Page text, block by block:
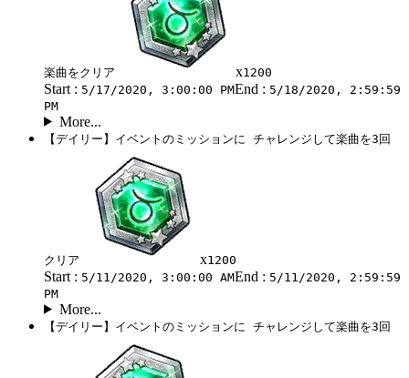
楽曲をクリア x1200
Start : 5/17/2020, 3:00:00 PMEnd : 5/18/2020, 2:59:59
PM
More...
【デイリー】イベントのミッションに チャレンジして楽曲を3回
クリア x1200
Start : 5/11/2020, 3:00:00 AMEnd : 5/11/2020, 2:59:59
PM
More...
【デイリー】イベントのミッションに チャレンジして楽曲を3回